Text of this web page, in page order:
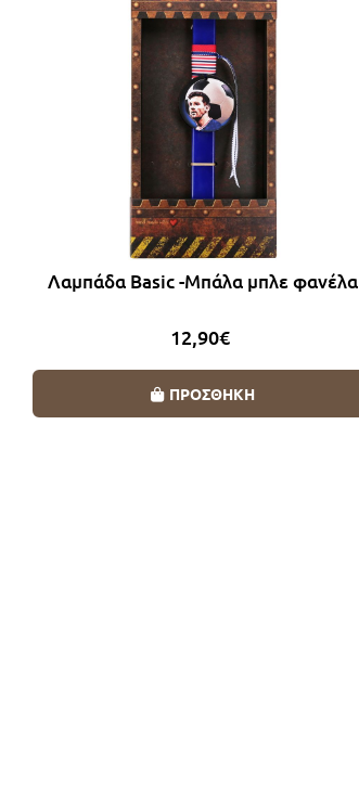
Λαμπάδα Basic -Μπάλα μπλε φανέλα
12,90€
ΠΡΟΣΘΗΚΗ